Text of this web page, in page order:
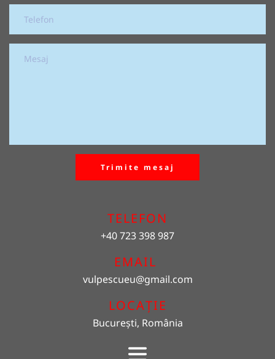
Trimite mesaj
TELEFON
+40 723 398 987
EMAIL
vulpescueu@gmail.com
LOCAȚIE
București, România